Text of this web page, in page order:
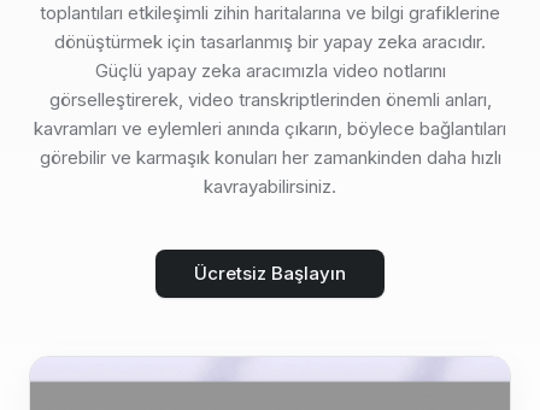
toplantıları etkileşimli zihin haritalarına ve bilgi grafiklerine
dönüştürmek için tasarlanmış bir yapay zeka aracıdır.
Güçlü yapay zeka aracımızla video notlarını
görselleştirerek, video transkriptlerinden önemli anları,
kavramları ve eylemleri anında çıkarın, böylece bağlantıları
görebilir ve karmaşık konuları her zamankinden daha hızlı
kavrayabilirsiniz.
Ücretsiz Başlayın